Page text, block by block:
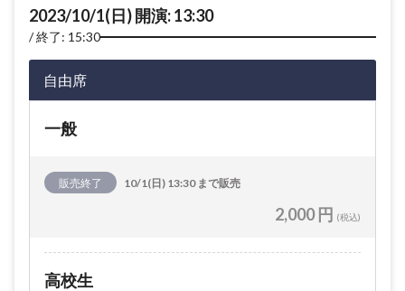
2023/10/1(日) 開演: 13:30
終了: 15:30
自由席
一般
販売終了 10/1(日) 13:30 まで販売
2,000 円 (税込)
高校生